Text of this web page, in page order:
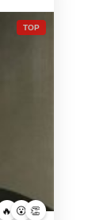
TOP
🔥 😮 👏